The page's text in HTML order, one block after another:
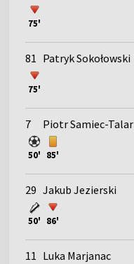
75'
81 Patryk Sokołowski
75'
7 Piotr Samiec-Talar
50' 85'
29 Jakub Jezierski
50' 86'
11 Luka Marjanac